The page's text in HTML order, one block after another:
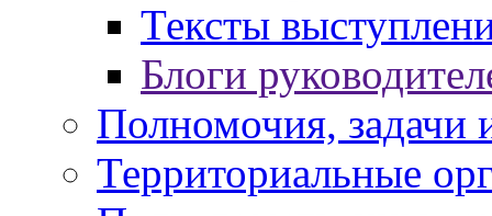
Тексты
Блоги
Полномочия, задачи
Территориальные